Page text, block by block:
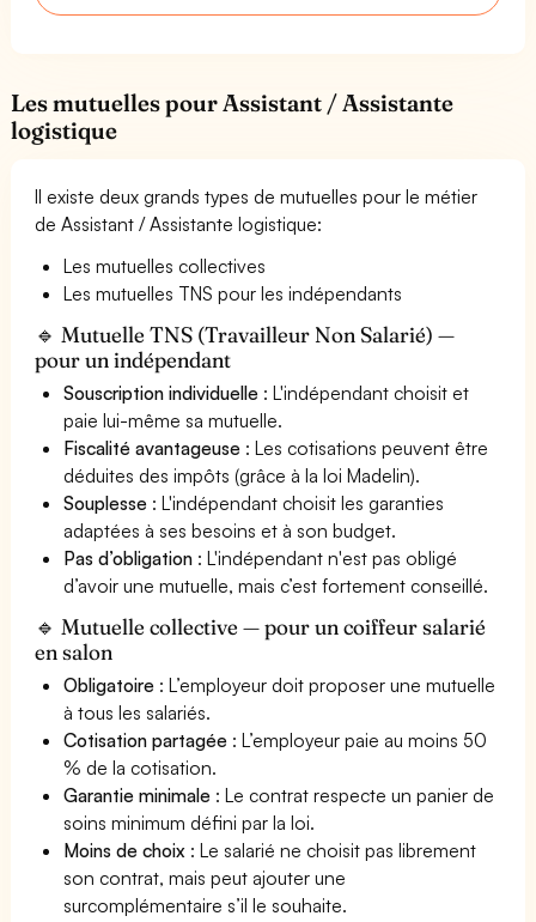
Les mutuelles pour Assistant / Assistante
logistique
Il existe deux grands types de mutuelles pour le métier
de Assistant / Assistante logistique:
Les mutuelles collectives
Les mutuelles TNS pour les indépendants
🔹 Mutuelle TNS (Travailleur Non Salarié) —
pour un indépendant
Souscription individuelle : L'indépendant choisit et
paie lui-même sa mutuelle.
Fiscalité avantageuse : Les cotisations peuvent être
déduites des impôts (grâce à la loi Madelin).
Souplesse : L'indépendant choisit les garanties
adaptées à ses besoins et à son budget.
Pas d’obligation : L'indépendant n'est pas obligé
d’avoir une mutuelle, mais c’est fortement conseillé.
🔹 Mutuelle collective — pour un coiffeur salarié
en salon
Obligatoire : L’employeur doit proposer une mutuelle
à tous les salariés.
Cotisation partagée : L’employeur paie au moins 50
% de la cotisation.
Garantie minimale : Le contrat respecte un panier de
soins minimum défini par la loi.
Moins de choix : Le salarié ne choisit pas librement
son contrat, mais peut ajouter une
surcomplémentaire s’il le souhaite.